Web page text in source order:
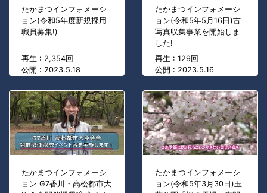
たかまつインフォメーシ
ョン(令和5年度新規採用
職員募集!)
再生 : 2,354回
公開 : 2023.5.18
たかまつインフォメーシ
ョン(令和5年5月16日)古
写真収集事業を開始しま
した!
再生 : 129回
公開 : 2023.5.16
たかまつインフォメーシ
ョン G7香川・高松都市大
たかまつインフォメーシ
ョン(令和5年3月30日)玉